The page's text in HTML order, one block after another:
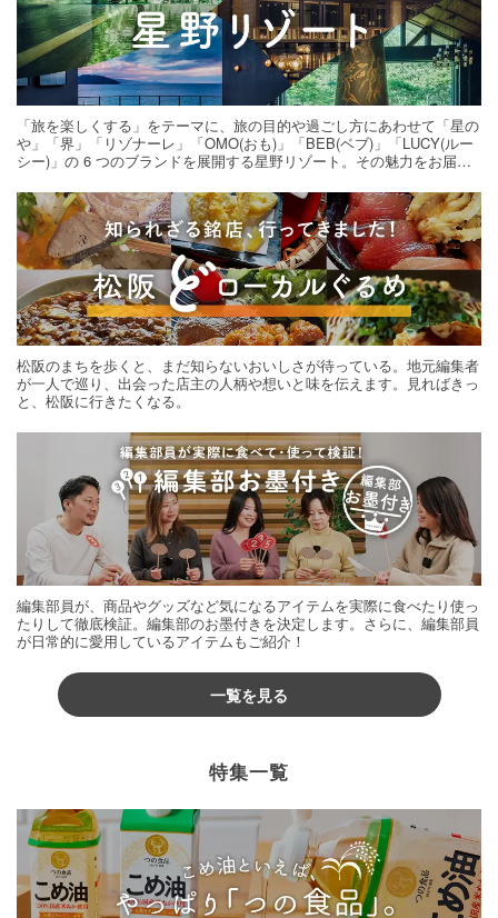
「旅を楽しくする」をテーマに、旅の目的や過ごし方にあわせて「星の
や」「界」「リゾナーレ」「OMO(おも)」「BEB(ベブ)」「LUCY(ルー
シー)」の 6 つのブランドを展開する星野リゾート。その魅力をお届け
松阪のまちを歩くと、まだ知らないおいしさが待っている。地元編集者
が一人で巡り、出会った店主の人柄や想いと味を伝えます。見ればきっ
と、松阪に行きたくなる。
編集部員が、商品やグッズなど気になるアイテムを実際に食べたり使っ
たりして徹底検証。編集部のお墨付きを決定します。さらに、編集部員
が日常的に愛用しているアイテムもご紹介！
一覧を見る
特集一覧